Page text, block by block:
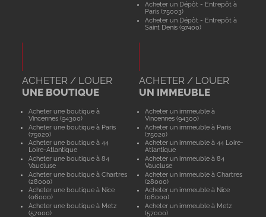
Acheter un Dépôt - Entrepôt à
Paris (75003)
Acheter un Dépôt - Entrepôt à
Saint Denis (97400)
ACHETER / LOUER
UNE BOUTIQUE
Acheter une boutique à
Vincennes (94300)
Acheter une boutique à Paris
(75020)
Acheter une boutique à 44
Loire-Atlantique
Acheter une boutique à 84
Vaucluse
Acheter une boutique à Chartres
(28000)
Acheter une boutique à Nice
(06000)
Acheter une boutique à Metz
(57000)
ACHETER / LOUER
UN IMMEUBLE
Acheter un immeuble à
Vincennes (94300)
Acheter un immeuble à Paris
(75020)
Acheter un immeuble à 44 Loire-
Atlantique
Acheter un immeuble à 84
Vaucluse
Acheter un immeuble à Chartres
(28000)
Acheter un immeuble à Nice
(06000)
Acheter un immeuble à Metz
(57000)